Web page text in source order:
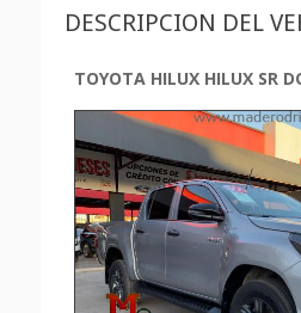
DESCRIPCION DEL
TOYOTA HILUX HILUX SR